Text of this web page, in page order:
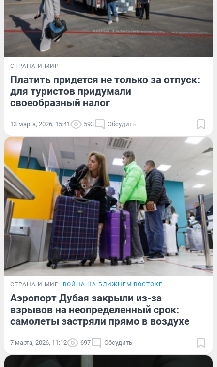
СТРАНА И МИР
Платить придется не только за отпуск:
для туристов придумали
своеобразный налог
13 марта, 2026, 15:41 593 Обсудить
СТРАНА И МИР ВОЙНА НА БЛИЖНЕМ ВОСТОКЕ
Аэропорт Дубая закрыли из-за
взрывов на неопределенный срок:
самолеты застряли прямо в воздухе
7 марта, 2026, 11:12 697 Обсудить